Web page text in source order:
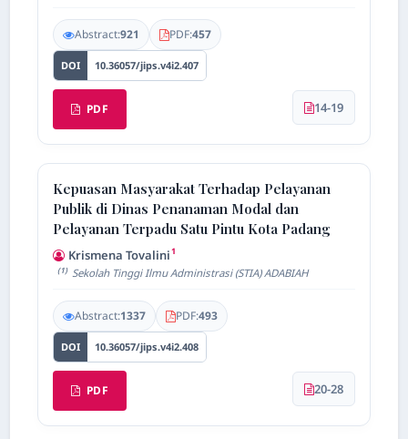
Abstract:921 PDF:457
DOI 10.36057/jips.v4i2.407
PDF 14-19
Kepuasan Masyarakat Terhadap Pelayanan
Publik di Dinas Penanaman Modal dan
Pelayanan Terpadu Satu Pintu Kota Padang
Krismena Tovalini1
(1) Sekolah Tinggi Ilmu Administrasi (STIA) ADABIAH
Abstract:1337 PDF:493
DOI 10.36057/jips.v4i2.408
PDF 20-28
AI Assistant JIPS
Welcome to Jurnal Pendidikan